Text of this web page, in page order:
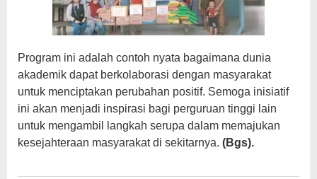
Program ini adalah contoh nyata bagaimana dunia
akademik dapat berkolaborasi dengan masyarakat
untuk menciptakan perubahan positif. Semoga inisiatif
ini akan menjadi inspirasi bagi perguruan tinggi lain
untuk mengambil langkah serupa dalam memajukan
kesejahteraan masyarakat di sekitarnya. (Bgs).